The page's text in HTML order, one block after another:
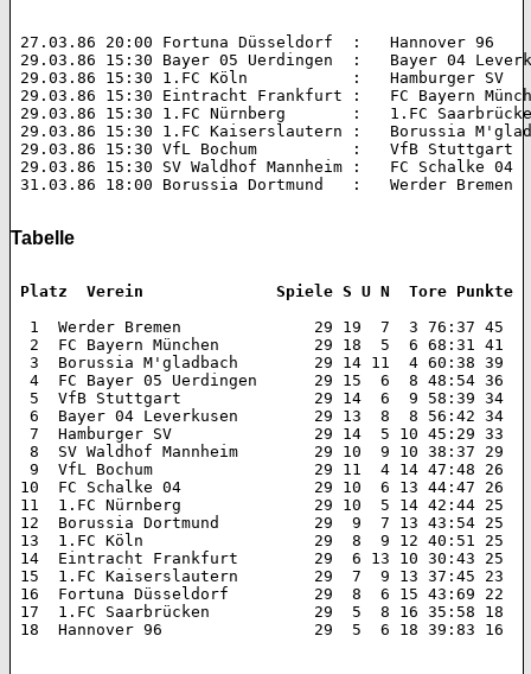
27.03.86 20:00 Fortuna Düsseldorf  :   Hannover 96 		2:2 (1:2)
29.03.86 15:30 Bayer 05 Uerdingen  :   Bayer 04 Leverkusen
29.03.86 15:30 1.FC Köln           :   Hamburger SV 		1:1 (0:0)
29.03.86 15:30 Eintracht Frankfurt :   FC Bayern München 	2:2
29.03.86 15:30 1.FC Nürnberg       :   1.FC Saarbrücken 	2:0
29.03.86 15:30 1.FC Kaiserslautern :   Borussia M'gladbach
29.03.86 15:30 VfL Bochum          :   VfB Stuttgart 		0:2 (0:0)
29.03.86 15:30 SV Waldhof Mannheim :   FC Schalke 04 		3:0 (1:0)
31.03.86 18:00 Borussia Dortmund   :   Werder Bremen 		1:1 (1:1)
Tabelle
Platz  Verein 		    Spiele S U N  Tore Punkte
  1  Werder Bremen 		29 19  7  3 76:37 45
  2  FC Bayern München 		29 18  5  6 68:31 41
  3  Borussia M'gladbach 	29 14 11  4 60:38 39
  4  FC Bayer 05 Uerdingen 	29 15  6  8 48:54 36
  5  VfB Stuttgart 		29 14  6  9 58:39 34
  6  Bayer 04 Leverkusen 	29 13  8  8 56:42 34
  7  Hamburger SV 		29 14  5 10 45:29 33
  8  SV Waldhof Mannheim 	29 10  9 10 38:37 29
  9  VfL Bochum 		29 11  4 14 47:48 26
10  FC Schalke 04 		29 10  6 13 44:47 26
11  1.FC Nürnberg 		29 10  5 14 42:44 25
12  Borussia Dortmund 		29  9  7 13 43:54 25
13  1.FC Köln 			29  8  9 12 40:51 25
14  Eintracht Frankfurt 	29  6 13 10 30:43 25
15  1.FC Kaiserslautern 	29  7  9 13 37:45 23
16  Fortuna Düsseldorf 	29  8  6 15 43:69 22
17  1.FC Saarbrücken 		29  5  8 16 35:58 18
18  Hannover 96 		29  5  6 18 39:83 16